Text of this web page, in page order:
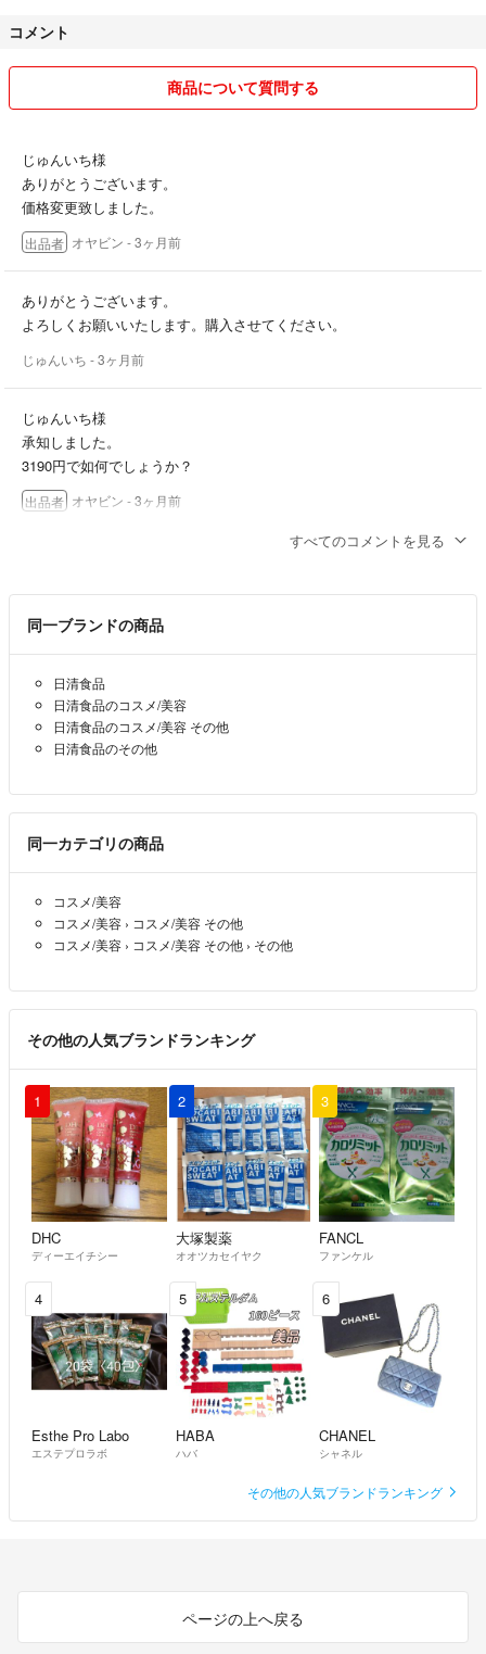
コメント
商品について質問する
じゅんいち様
ありがとうございます。
価格変更致しました。
出品者 オヤビン - 3ヶ月前
ありがとうございます。
よろしくお願いいたします。購入させてください。
じゅんいち - 3ヶ月前
じゅんいち様
承知しました。
3190円で如何でしょうか？
出品者 オヤビン - 3ヶ月前
じゅんいち様
コメントありがとうございます。
3268円で如何でしょうか？
お値下げは不可ですか？
じゅんいち- 3ヶ月前
すべてのコメントを見る
同一ブランドの商品
日清食品
日清食品のコスメ/美容
日清食品のコスメ/美容 その他
日清食品のその他
同一カテゴリの商品
コスメ/美容
コスメ/美容 › コスメ/美容 その他
コスメ/美容 › コスメ/美容 その他 › その他
その他の人気ブランドランキング
1
DHC
ディーエイチシー
2
大塚製薬
オオツカセイヤク
3
FANCL
ファンケル
4
Esthe Pro Labo
エステプロラボ
5
HABA
ハバ
6
CHANEL
シャネル
その他の人気ブランドランキング
ページの上へ戻る